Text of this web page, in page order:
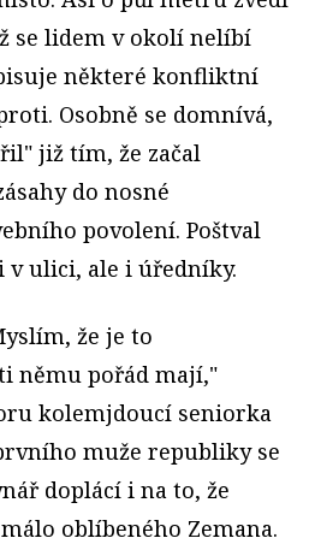
se lidem v okolí nelíbí
některé konfliktní
Osobně se domnívá,
již tím, že začal
do nosné
povolení. Poštval
ulici, ale i úředníky.
že je to
němu pořád mají,"
kolemjdoucí seniorka
muže republiky se
doplácí i na to, že
oblíbeného Zemana.